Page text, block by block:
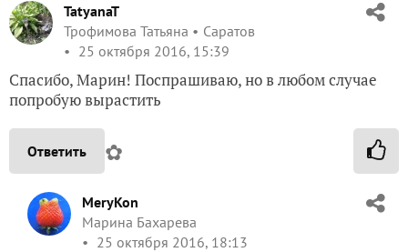
TatyanaT
Трофимова Татьяна
Саратов
25 октября 2016, 15:39
Спасибо, Марин! Поспрашиваю, но в любом случае
попробую вырастить
Ответить ✿
MeryKon
Марина Бахарева
25 октября 2016, 18:13